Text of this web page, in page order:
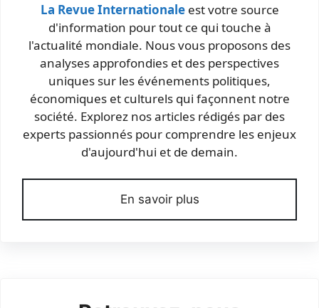
La Revue Internationaleest votre source
d'information pour tout ce qui touche à
l'actualité mondiale. Nous vous proposons des
analyses approfondies et des perspectives
uniques sur les événements politiques,
économiques et culturels qui façonnent notre
société. Explorez nos articles rédigés par des
experts passionnés pour comprendre les enjeux
d'aujourd'hui et de demain.
En savoir plus